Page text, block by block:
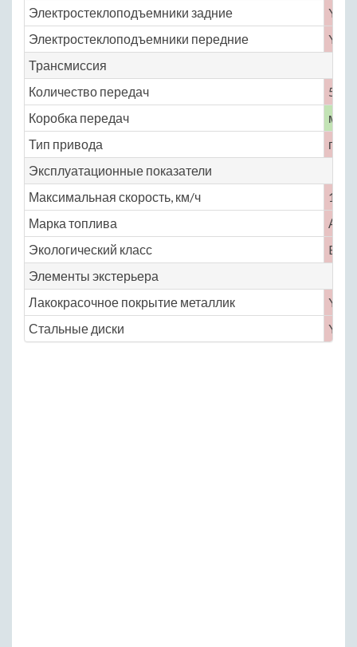
Электростеклоподъемники задние
Yes
Электростеклоподъемники передние
Yes
Трансмиссия
Количество передач
5
Коробка передач
Тип привода
Эксплуатационные показатели
Максимальная скорость, км/ч
175
Марка топлива
АИ-
Экологический класс
Euro
Элементы экстерьера
Лакокрасочное покрытие металлик
Yes
Стальные диски
Yes